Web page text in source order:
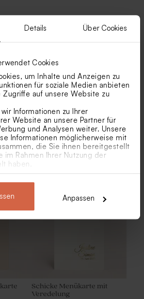
Details Über Cookies
Cookies
um Inhalte und Anzeigen zu
für soziale Medien anbieten
Zugriffe auf unsere Website zu
Informationen zu Ihrer
Website an unsere Partner für
und Analysen weiter. Unsere
Informationen möglicherweise mit
die Sie ihnen bereitgestellt
im Rahmen Ihrer Nutzung der
haben.
Anpassen
Save-the-Date-Karte in
sanftem Salbeigrün mit
Retro-Stil
zur
Salbeigrün mit
Zeichen und Goldfolie
Schicke Menükarte mit
Veredelung